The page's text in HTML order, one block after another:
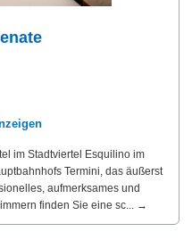
im Stadtviertel Esquilino im
Termini, das äußerst
aufmerksames und
finden Sie eine sc... →